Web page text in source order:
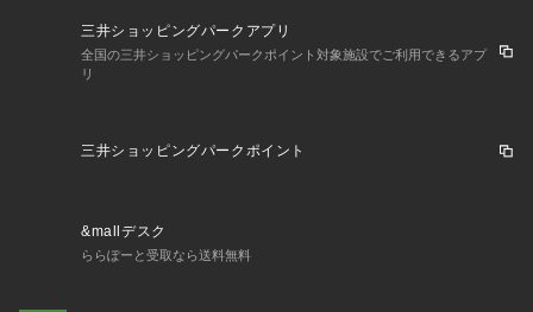
三井ショッピングパークアプリ
全国の三井ショッピングパークポイント対象施設でご利用できるアプ
リ
三井ショッピングパークポイント
&mallデスク
ららぽーと受取なら送料無料